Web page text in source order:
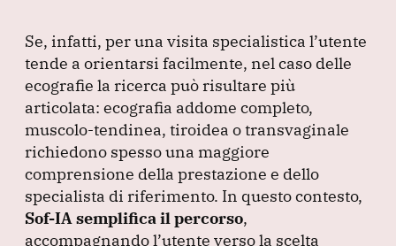
Se, infatti, per una visita specialistica l’utente
tende a orientarsi facilmente, nel caso delle
ecografie la ricerca può risultare più
articolata: ecografia addome completo,
muscolo-tendinea, tiroidea o transvaginale
richiedono spesso una maggiore
comprensione della prestazione e dello
specialista di riferimento. In questo contesto,
Sof-IA semplifica il percorso,
accompagnando l’utente verso la scelta